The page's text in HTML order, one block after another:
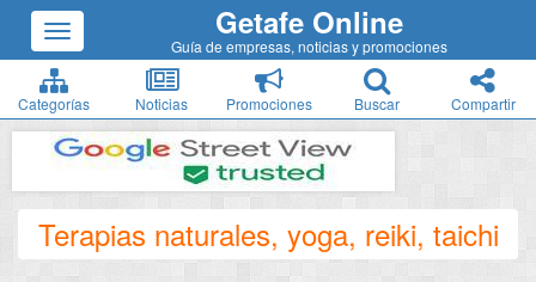
Getafe Online
Guía de empresas, noticias y promociones
Categorías Noticias Promociones Buscar Compartir
Terapias naturales, yoga, reiki, taichi